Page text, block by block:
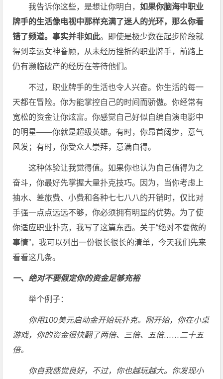
我告诉你这些，是想让你明白，如果你脑海中职业
牌手的生活像电视中那样充满了迷人的光环，那么你看
错了频道。事实并非如此。即使是极少数在起步阶段就
得到幸运女神眷顾，从未经历挫折的职业牌手，前路上
仍有濒临破产的经历在等待他们。
不过，职业牌手的生活也令人兴奋。你生活的每一
天都在冒险。你为能掌控自己的时间而骄傲。你经常有
宽松的资金让你炫富。你感觉自己好似自编自演电影中
的明星——你就是超级英雄。有时，你昂首阔步，意气
风发；有时，你受众人崇拜，意满自得。
这种体验让我觉得值。如果你也认为自己值得为之
奋斗，你最好先掌握大量扑克技巧。因为，当你考虑上
抽水、差旅费、小费和各种七七八八的开销时，仅比对
手强一点点远远不够，你必须拥有明显的优势。为了使
你适应职业扑克，我写了这篇东西。关于“绝对不要做的
事情”，我可以列出一份很长很长的清单，今天我们先来
看看这几条。
一、绝对不要假定你的资金足够充裕
举个例子：
你用100美元启动金开始玩扑克。刚开始，你在小桌
游戏，你的资金很快翻了两倍、三倍、五倍……二十五
倍。
你自我感觉良好，不过，你也越玩越大。你发现小